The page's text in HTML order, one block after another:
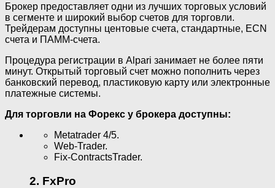
Брокер предоставляет одни из лучших торговых условий
в сегменте и широкий выбор счетов для торговли.
Трейдерам доступны центовые счета, стандартные, ECN
счета и ПАММ-счета.
Процедура регистрации в Alpari занимает не более пяти
минут. Открытый торговый счет можно пополнить через
банковский перевод, пластиковую карту или электронные
платежные системы.
Для торговли на Форекс у брокера доступны:
Metatrader 4/5.
Web-Trader.
Fix-ContractsTrader.
2. FxPro